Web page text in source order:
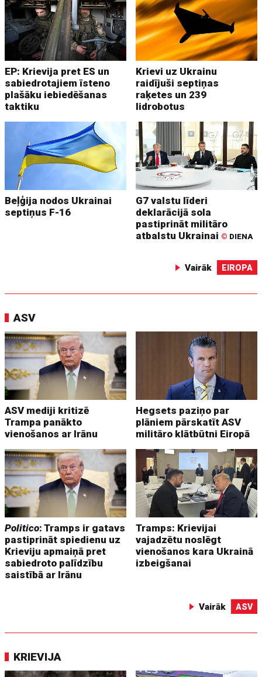
EP: Krievija pret ES un
sabiedrotajiem īsteno
plašāku iebiedēšanas
taktiku
Krievi uz Ukrainu
raidījuši septiņas
raķetes un 239
lidrobotus
Beļģija nodos Ukrainai
septiņus F-16
G7 valstu līderi
deklarācijā sola
pastiprināt militāro
atbalstu Ukrainai © DIENA
Vairāk EIROPA
ASV
ASV mediji kritizē
Trampa panākto
vienošanos ar Irānu
Hegsets paziņo par
plāniem pārskatīt ASV
militāro klātbūtni Eiropā
Politico: Tramps ir gatavs
pastiprināt spiedienu uz
Krieviju apmaiņā pret
sabiedroto palīdzību
saistībā ar Irānu
Tramps: Krievijai
vajadzētu noslēgt
vienošanos kara Ukrainā
izbeigšanai
Vairāk ASV
KRIEVIJA